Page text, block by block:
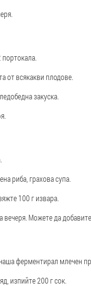
портокала.
от всякакви плодове.
закуска.
риба, грахова супа.
100 г извара.
вечеря. Можете да
ферментирал млечен
изпийте 200 г сок.